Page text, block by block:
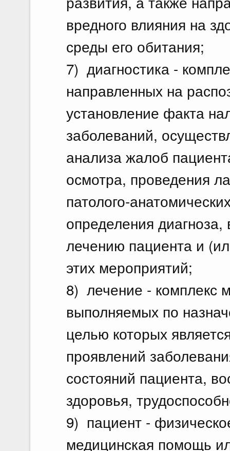
вредного влияния на
среды его обитания;
7) диагностика -
направленных на
установление факта
заболеваний,
анализа жалоб
осмотра, проведения
патолого-
определения
лечению пациента и
этих мероприятий;
8) лечение - комплекс
выполняемых по
целью которых
проявлений
состояний пациента,
здоровья,
9) пациент -
медицинская помощь